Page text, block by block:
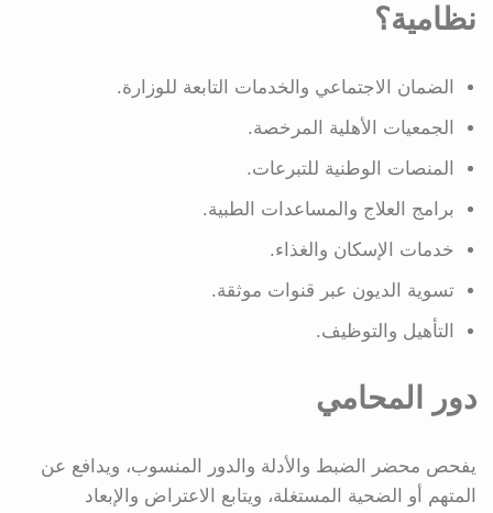
نظامية؟
الضمان الاجتماعي والخدمات التابعة للوزارة.
الجمعيات الأهلية المرخصة.
المنصات الوطنية للتبرعات.
برامج العلاج والمساعدات الطبية.
خدمات الإسكان والغذاء.
تسوية الديون عبر قنوات موثقة.
التأهيل والتوظيف.
دور المحامي
يفحص محضر الضبط والأدلة والدور المنسوب، ويدافع عن
المتهم أو الضحية المستغلة، ويتابع الاعتراض والإبعاد